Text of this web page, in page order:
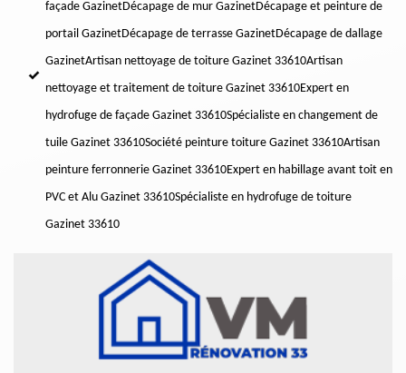
façade GazinetDécapage de mur GazinetDécapage et peinture de
portail GazinetDécapage de terrasse GazinetDécapage de dallage
GazinetArtisan nettoyage de toiture Gazinet 33610Artisan
nettoyage et traitement de toiture Gazinet 33610Expert en
hydrofuge de façade Gazinet 33610Spécialiste en changement de
tuile Gazinet 33610Société peinture toiture Gazinet 33610Artisan
peinture ferronnerie Gazinet 33610Expert en habillage avant toit en
PVC et Alu Gazinet 33610Spécialiste en hydrofuge de toiture
Gazinet 33610